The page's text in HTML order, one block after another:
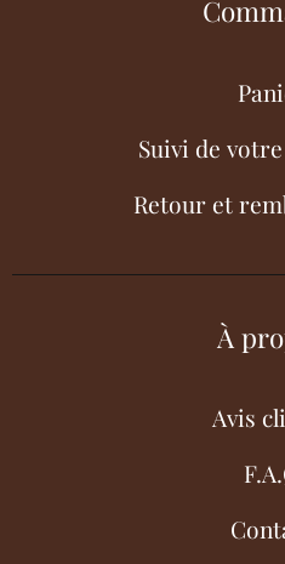
Suivi de
Retour et
À
Avis